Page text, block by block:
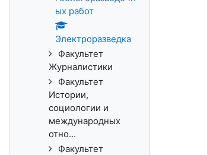
ых работ
Электроразведка
Факультет
Журналистики
Факультет
Истории,
социологии и
международных
отно...
Факультет